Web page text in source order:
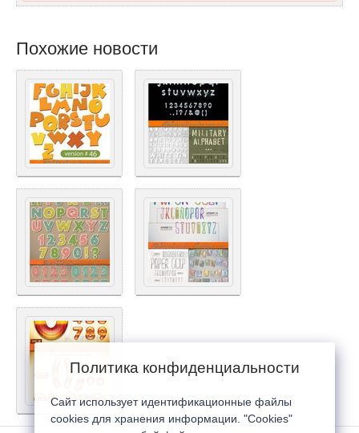
Похожие новости
Политика конфиденциальности
Сайт использует идентификационные файлы
cookies для хранения информации. "Cookies"